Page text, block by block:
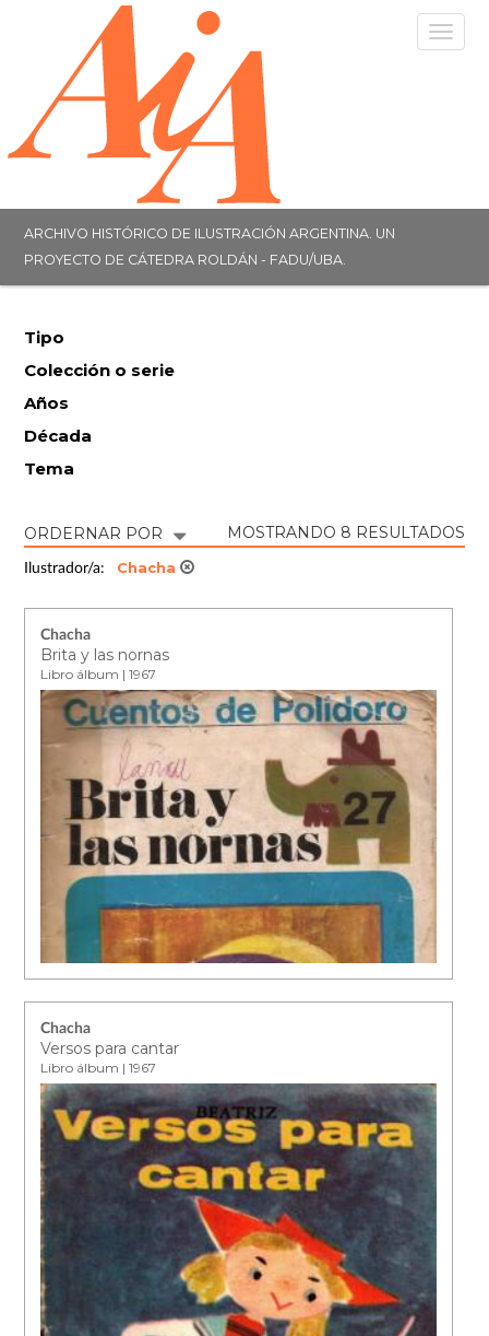
ARCHIVO HISTÓRICO DE ILUSTRACIÓN ARGENTINA. UN
PROYECTO DE CÁTEDRA ROLDÁN - FADU/UBA.
Tipo
Colección o serie
Años
Década
Tema
ORDERNAR POR MOSTRANDO 8 RESULTADOS
Ilustrador/a: Chacha
Chacha
Brita y las nornas
Libro álbum | 1967
Chacha
Versos para cantar
Libro álbum | 1967